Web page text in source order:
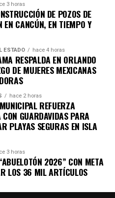
en enfrentamientos
de seguridad luego de la
Bobi Wine, trasladado en
Organizaciones
por el clima
Yoon
a cinco años
sentenció al exmandatario a
de justicia
de ley marcial en 2024. La
el fallo.
firman acuerdo
3 horas
DE POZOS DE
EN CANCÚN, EN TIEMPO Y
ESTADO hace 4 horas
RESPALDA EN ORLANDO
DE MUJERES MEXICANAS
hace 2 horas
REFUERZA
GUARDAVIDAS PARA
PLAYAS SEGURAS EN ISLA
3 horas
2026” CON META
LOS 36 MIL ARTÍCULOS